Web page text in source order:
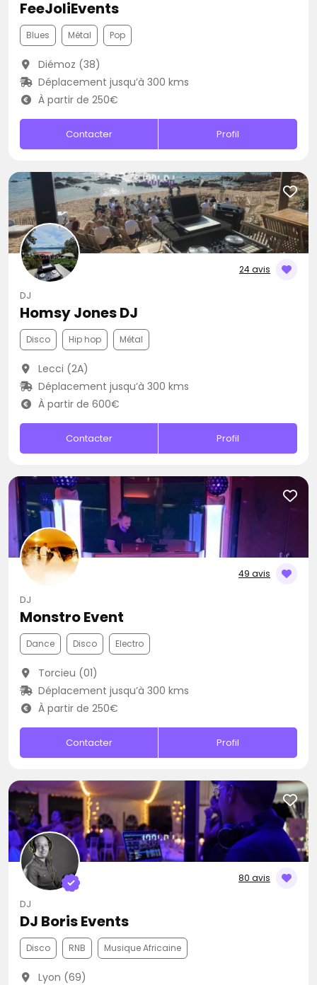
FeeJoliEvents
Blues Métal Pop
Diémoz (38)
Déplacement jusqu’à 300 kms
À partir de 250€
Contacter Profil
24 avis
DJ
Homsy Jones DJ
Disco Hip hop Métal
Lecci (2A)
Déplacement jusqu’à 300 kms
À partir de 600€
Contacter Profil
49 avis
DJ
Monstro Event
Dance Disco Electro
Torcieu (01)
Déplacement jusqu’à 300 kms
À partir de 250€
Contacter Profil
80 avis
DJ
DJ Boris Events
Disco RNB Musique Africaine
Lyon (69)